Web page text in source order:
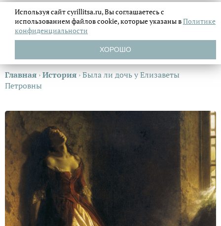
Главная ›История ›Была ли дочь у Елизаветы
Петровны
Используя сайт cyrillitsa.ru, Вы соглашаетесь с
использованием файловcookie, которые указаны вПолитике
конфиденциальности
ХОРОШО